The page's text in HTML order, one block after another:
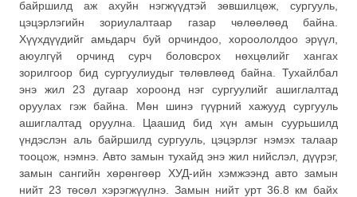
байршилд аж ахуйн нэгжүүдтэй зөвшилцөж, сургууль,
цэцэрлэгийн зориулалтаар газар чөлөөлөөд байна.
Хүүхдүүдийг амьдарч буй орчиндоо, хороололдоо эрүүл,
аюулгүй орчинд сурч боловсрох нөхцөлийг хангах
зорилгоор бид сургуулиудыг төлөвлөөд байна. Тухайлбал
энэ жил 23 дугаар хороонд нэг сургуулийг ашиглалтад
оруулах гэж байна. Мөн шинэ гүүрний хажууд сургууль
ашиглалтад оруулна. Цаашид бид хүн амын суурьшилд
үндэслэн аль байршилд сургууль, цэцэрлэг нэмэх талаар
тооцож, нэмнэ. Авто замын тухайд энэ жил нийслэл, дүүрэг,
замын сангийн хөрөнгөөр ХУД-ийн хэмжээнд авто замын
нийт 23 төсөл хэрэгжүүлнэ. Замын нийт урт 36.8 км байх